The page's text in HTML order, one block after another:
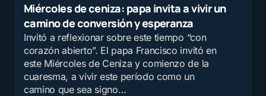
Miércoles de ceniza: papa invita a vivir un
camino de conversión y esperanza
Invitó a reflexionar sobre este tiempo “con
corazón abierto”. El papa Francisco invitó en
este Miércoles de Ceniza y comienzo de la
cuaresma, a vivir este período como un
camino que sea signo…